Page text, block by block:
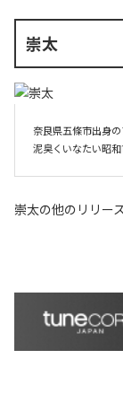
崇太
奈良県五條市出身
崇太の他のリリー